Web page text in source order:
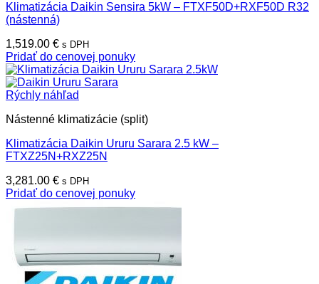
Klimatizácia Daikin Sensira 5kW – FTXF50D+RXF50D R32
(nástenná)
1,519.00 € s DPH
Pridať do cenovej ponuky
Rýchly náhľad
Nástenné klimatizácie (split)
Klimatizácia Daikin Ururu Sarara 2.5 kW –
FTXZ25N+RXZ25N
3,281.00 € s DPH
Pridať do cenovej ponuky